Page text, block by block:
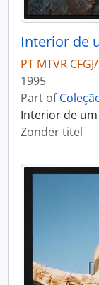
Interior de
PT MTVR
1995
Part of
Interior de
Zonder titel